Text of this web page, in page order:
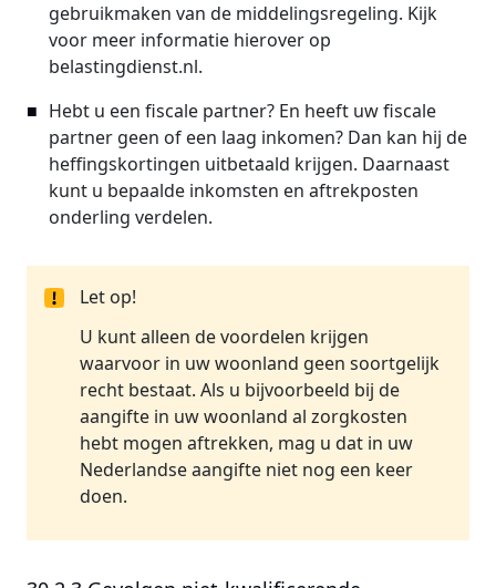
gebruikmaken van de middelingsregeling. Kijk
voor meer informatie hierover op
belastingdienst.nl.
Hebt u een fiscale partner? En heeft uw fiscale
partner geen of een laag inkomen? Dan kan hij de
heffingskortingen uitbetaald krijgen. Daarnaast
kunt u bepaalde inkomsten en aftrekposten
onderling verdelen.
Let op!
U kunt alleen de voordelen krijgen
waarvoor in uw woonland geen soortgelijk
recht bestaat. Als u bijvoorbeeld bij de
aangifte in uw woonland al zorgkosten
hebt mogen aftrekken, mag u dat in uw
Nederlandse aangifte niet nog een keer
doen.